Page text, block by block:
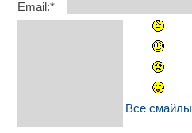
Email:*
Все смайлы